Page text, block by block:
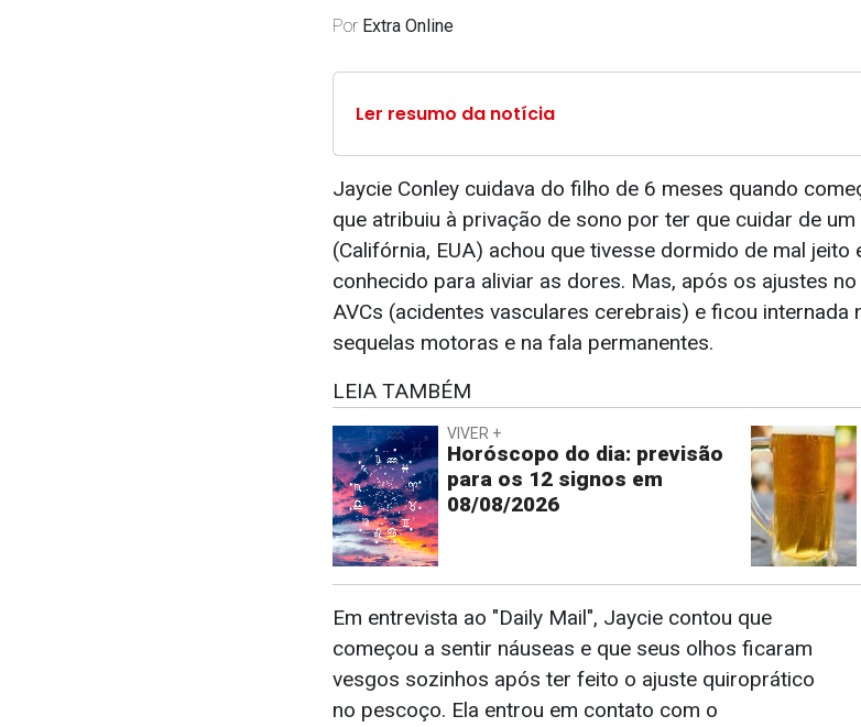
Por Extra Online
Ler resumo da notícia
Jaycie Conley cuidava do filho de 6 meses quando
que atribuiu à privação de sono por ter que cuidar de
(Califórnia, EUA) achou que tivesse dormido de mal
conhecido para aliviar as dores. Mas, após os ajustes
AVCs (acidentes vasculares cerebrais) e ficou internada
sequelas motoras e na fala permanentes.
LEIA TAMBÉM
VIVER +
Horóscopo do dia: previsão
para os 12 signos em
08/08/2026
Em entrevista ao "Daily Mail", Jaycie contou que
começou a sentir náuseas e que seus olhos ficaram
vesgos sozinhos após ter feito o ajuste quiroprático
no pescoço. Ela entrou em contato com o